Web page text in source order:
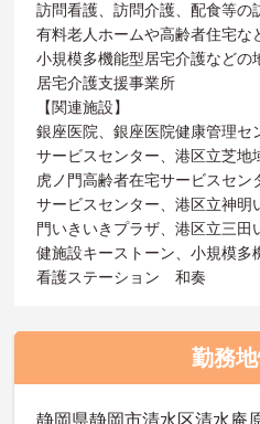
訪問看護、訪問介護、配食等の
有料老人ホームや高齢者住宅な
小規模多機能型居宅介護などの
居宅介護支援事業所
【関連施設】
銀座医院、銀座医院健康管理セ
サービスセンター、港区立芝地
虎ノ門高齢者在宅サービスセ
サービスセンター、港区立神明
門いきいきプラザ、港区立三
健施設キーストーン、小規模
看護ステーション 和奏
勤務
静岡県静岡市清水区清水庵